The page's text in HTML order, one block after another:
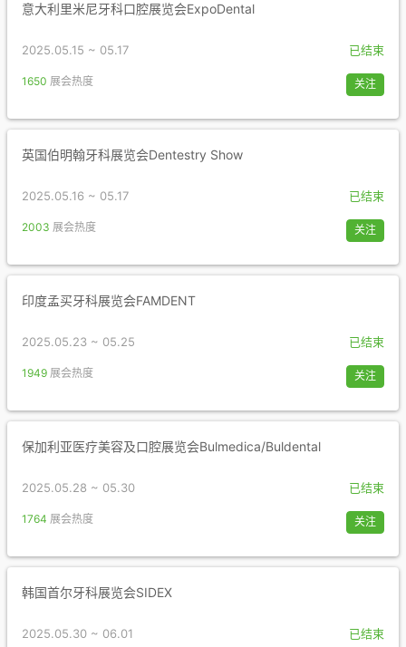
意大利里米尼牙科口腔展览会ExpoDental
2025.05.15 ~ 05.17 已结束
1650 展会热度 关注
英国伯明翰牙科展览会Dentestry Show
2025.05.16 ~ 05.17 已结束
2003 展会热度 关注
印度孟买牙科展览会FAMDENT
2025.05.23 ~ 05.25 已结束
1949 展会热度 关注
保加利亚医疗美容及口腔展览会Bulmedica/Buldental
2025.05.28 ~ 05.30 已结束
1764 展会热度 关注
韩国首尔牙科展览会SIDEX
2025.05.30 ~ 06.01 已结束